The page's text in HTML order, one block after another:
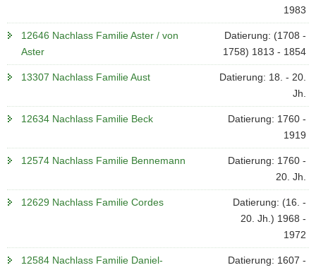
1983
12646 Nachlass Familie Aster / von
Aster
Datierung: (1708 -
1758) 1813 - 1854
13307 Nachlass Familie Aust
Datierung: 18. - 20.
Jh.
12634 Nachlass Familie Beck
Datierung: 1760 -
1919
12574 Nachlass Familie Bennemann
Datierung: 1760 -
20. Jh.
12629 Nachlass Familie Cordes
Datierung: (16. -
20. Jh.) 1968 -
1972
12584 Nachlass Familie Daniel-
Datierung: 1607 -